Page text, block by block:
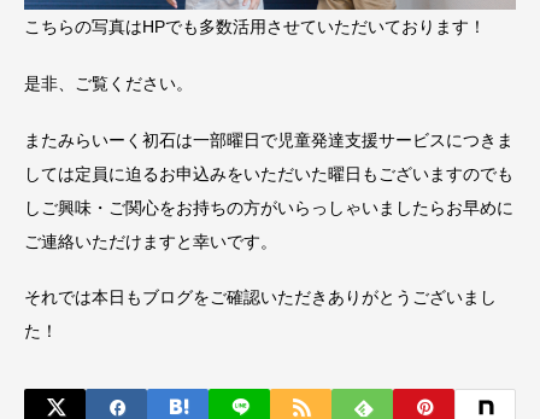
こちらの写真はHPでも多数活用させていただいております！
是非、ご覧ください。
またみらいーく初石は一部曜日で児童発達支援サービスにつきま
しては定員に迫るお申込みをいただいた曜日もございますのでも
しご興味・ご関心をお持ちの方がいらっしゃいましたらお早めに
ご連絡いただけますと幸いです。
それでは本日もブログをご確認いただきありがとうございまし
た！